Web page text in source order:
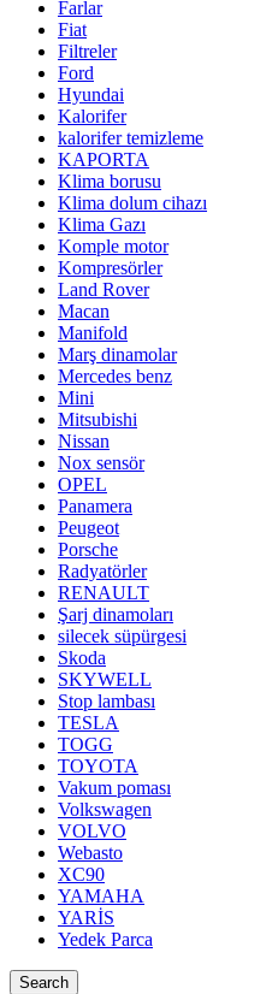
Farlar
Fiat
Filtreler
Ford
Hyundai
Kalorifer
kalorifer temizleme
KAPORTA
Klima borusu
Klima dolum cihazı
Klima Gazı
Komple motor
Kompresörler
Land Rover
Macan
Manifold
Marş dinamolar
Mercedes benz
Mini
Mitsubishi
Nissan
Nox sensör
OPEL
Panamera
Peugeot
Porsche
Radyatörler
RENAULT
Şarj dinamoları
silecek süpürgesi
Skoda
SKYWELL
Stop lambası
TESLA
TOGG
TOYOTA
Vakum poması
Volkswagen
VOLVO
Webasto
XC90
YAMAHA
YARİS
Yedek Parca
Search